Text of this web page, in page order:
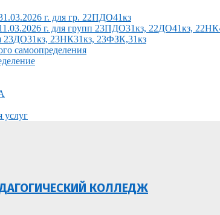
г. для гр. 22ПДО41кз
г. для групп 23ПДО31кз, 22ДО41кз,
23ДО31кз, 23НК31кз, 23ФЗК,31кз
самоопределения
услуг
КОЛЛЕДЖ